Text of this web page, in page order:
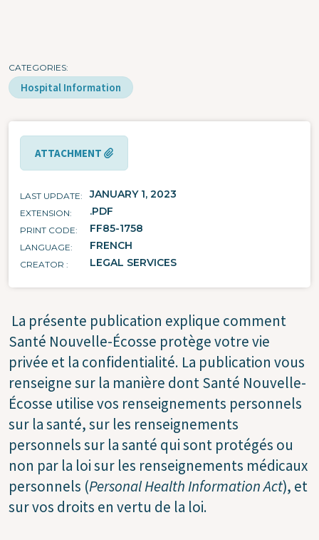
CATEGORIES
Hospital Information
ATTACHMENT
LAST UPDATE JANUARY 1, 2023
EXTENSION .PDF
PRINT CODE FF85-1758
LANGUAGE FRENCH
CREATOR LEGAL SERVICES
La présente publication explique comment
Santé Nouvelle-Écosse protège votre vie
privée et la confidentialité. La publication vous
renseigne sur la manière dont Santé Nouvelle-
Écosse utilise vos renseignements personnels
sur la santé, sur les renseignements
personnels sur la santé qui sont protégés ou
non par la loi sur les renseignements médicaux
personnels (Personal Health Information Act), et
sur vos droits en vertu de la loi.